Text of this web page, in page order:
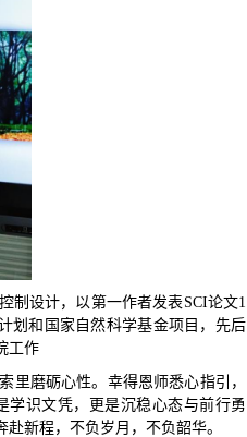
制设计，以第一作者发表 SCI论文1
划和国家自然科学基金项目，先后
工作
里磨砺心性。幸得恩师悉心指引，
学识文凭，更是沉稳心态与前行勇
赴新程，不负岁月，不负韶华。